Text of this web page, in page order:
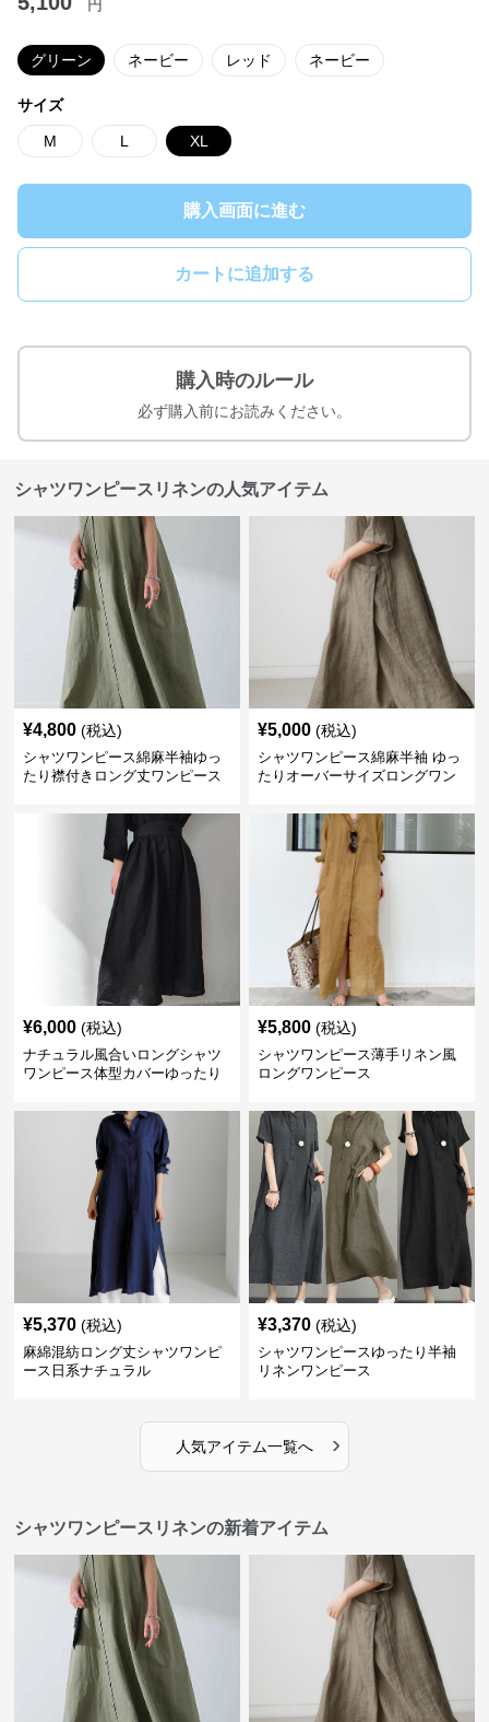
円
グリーン ネービー レッド ネービー
サイズ
M L XL
購入画面に進む
カートに追加する
購入時のルール
必ず購入前にお読みください。
シャツワンピースリネンの人気アイテム
¥4,800 (税込)
シャツワンピース綿麻半袖ゆっ
たり襟付きロング丈ワンピース
¥5,000 (税込)
シャツワンピース綿麻半袖 ゆっ
たりオーバーサイズロングワン
¥6,000 (税込)
ナチュラル風合いロングシャツ
ワンピース体型カバーゆったり
¥5,800 (税込)
シャツワンピース薄手リネン風
ロングワンピース
¥5,370 (税込)
麻綿混紡ロング丈シャツワンピ
ース日系ナチュラル
¥3,370 (税込)
シャツワンピースゆったり半袖
リネンワンピース
人気アイテム一覧へ ›
シャツワンピースリネンの新着アイテム